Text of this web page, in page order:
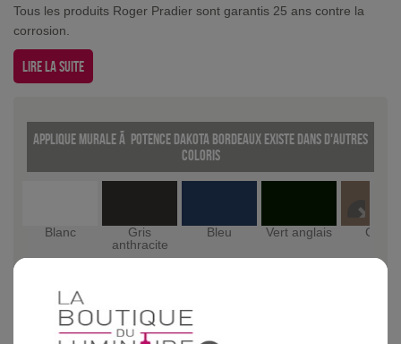
Tous les produits Roger Pradier sont garantis 25 ans contre la
corrosion.
Lire la suite
Applique murale Ã potence Dakota Bordeaux existe dans d'autres
coloris
Blanc
Gris
anthracite
Bleu Vert anglais Grès